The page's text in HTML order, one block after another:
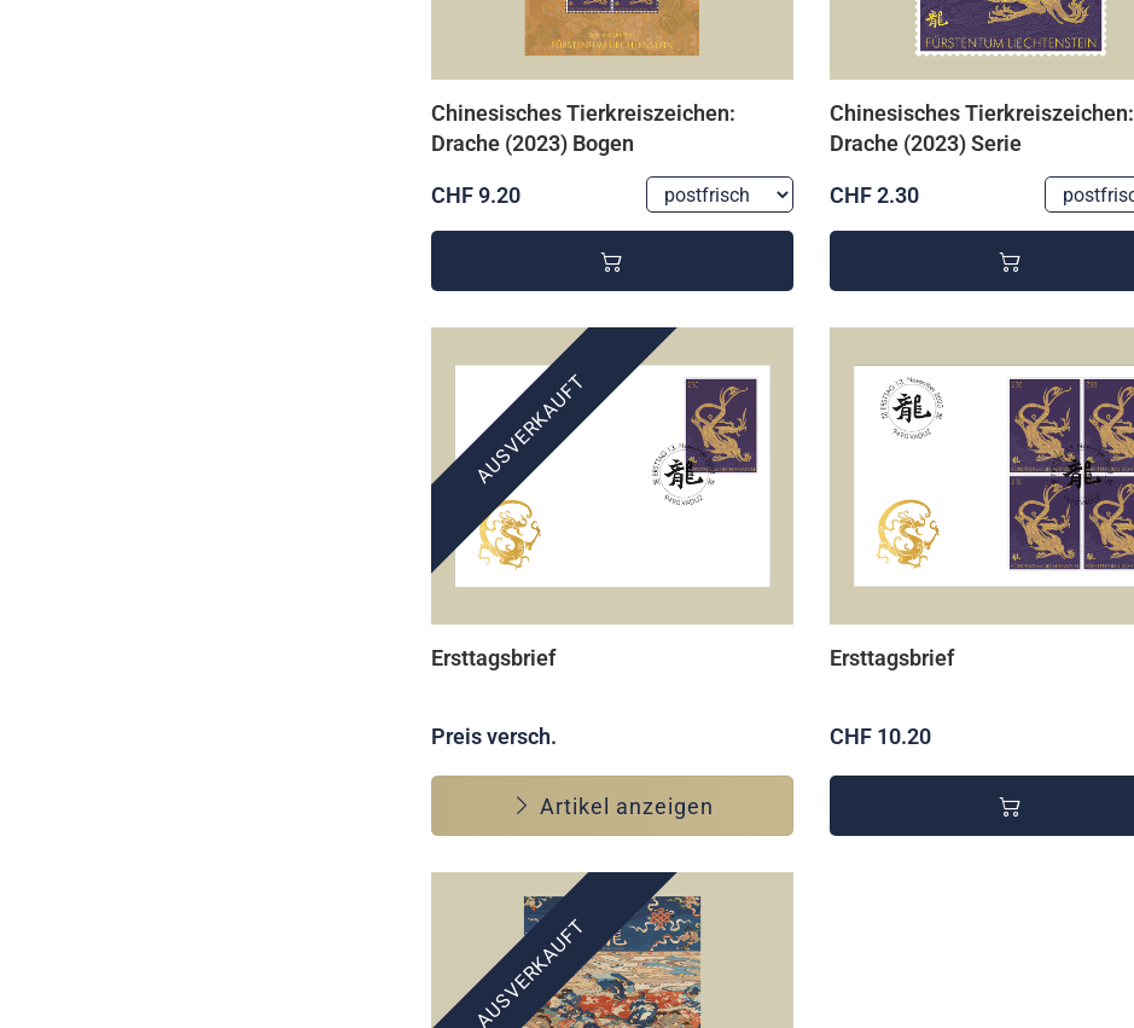
Chinesisches Tierkreiszeichen:
Drache (2023) Bogen
CHF 9.20
Chinesisches Tierkreiszeichen:
Drache (2023) Serie
CHF 2.30
AUSVERKAUFT
Ersttagsbrief
Preis versch.
Artikel anzeigen
Ersttagsbrief
CHF 10.20
AUSVERKAUFT